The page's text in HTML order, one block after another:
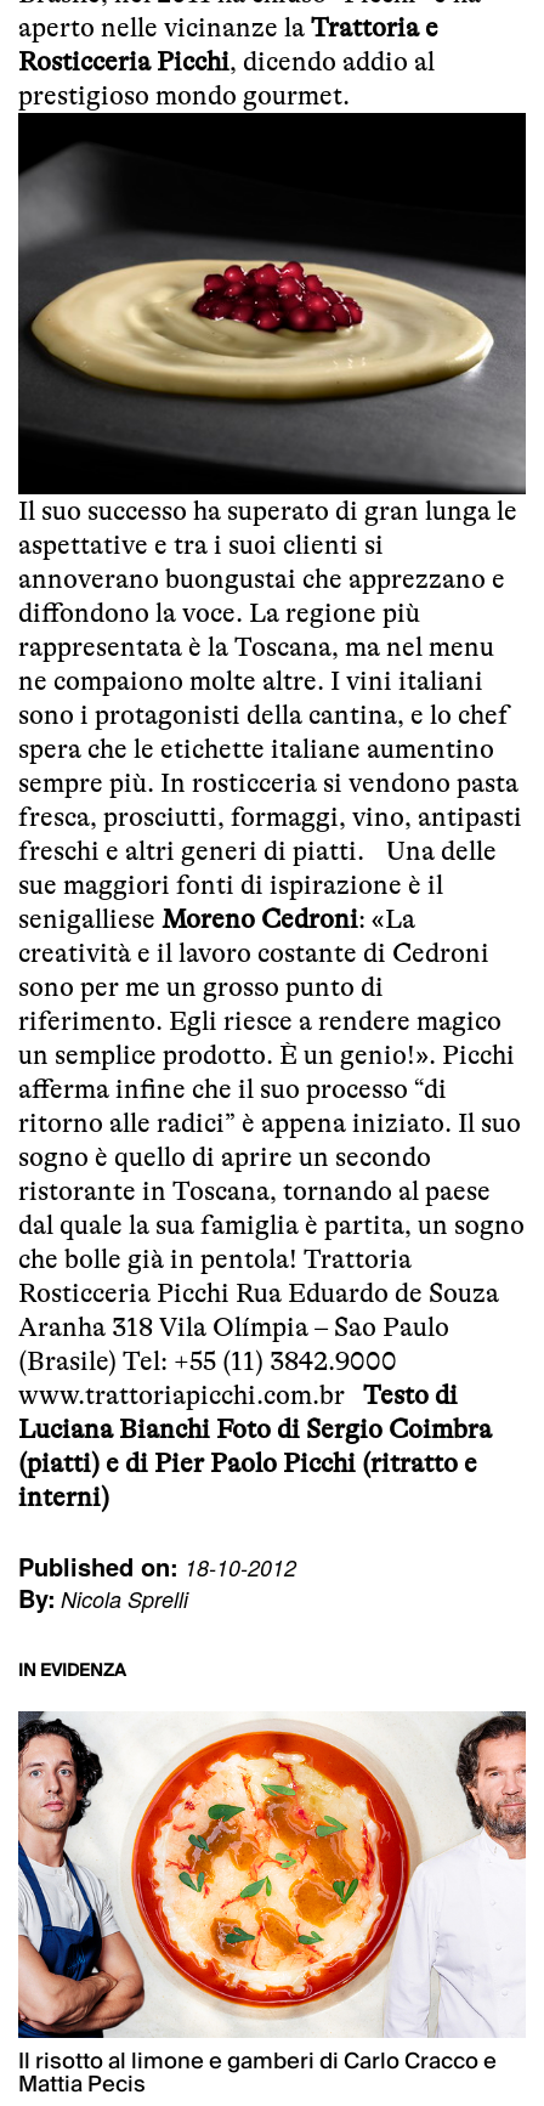
aperto nelle vicinanze la Trattoria e
Rosticceria Picchi, dicendo addio al
prestigioso mondo gourmet.
Il suo successo ha superato di gran lunga le
aspettative e tra i suoi clienti si
annoverano buongustai che apprezzano e
diffondono la voce. La regione più
rappresentata è la Toscana, ma nel menu
ne compaiono molte altre. I vini italiani
sono i protagonisti della cantina, e lo chef
spera che le etichette italiane aumentino
sempre più. In rosticceria si vendono pasta
fresca, prosciutti, formaggi, vino, antipasti
freschi e altri generi di piatti. Una delle
sue maggiori fonti di ispirazione è il
senigalliese Moreno Cedroni: «La
creatività e il lavoro costante di Cedroni
sono per me un grosso punto di
riferimento. Egli riesce a rendere magico
un semplice prodotto. È un genio!». Picchi
afferma infine che il suo processo “di
ritorno alle radici” è appena iniziato. Il suo
sogno è quello di aprire un secondo
ristorante in Toscana, tornando al paese
dal quale la sua famiglia è partita, un sogno
che bolle già in pentola! Trattoria
Rosticceria Picchi Rua Eduardo de Souza
Aranha 318 Vila Olímpia – Sao Paulo
(Brasile) Tel: +55 (11) 3842.9000
www.trattoriapicchi.com.br Testo di
Luciana Bianchi Foto di Sergio Coimbra
(piatti) e di Pier Paolo Picchi (ritratto e
interni)
Published on: 18-10-2012
By: Nicola Sprelli
IN EVIDENZA
Il risotto al limone e gamberi di Carlo Cracco e
Mattia Pecis